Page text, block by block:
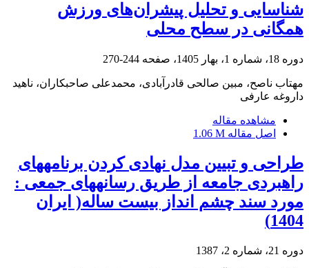
شناسایی و تحلیل پیشران‌های ورزش
همگانی در سطح محلی
دوره 18، شماره 1، بهار 1405، صفحه 244-270
مهتاب ناصح، مبین صالحی قادرآبادی، محمدعلی صاحبکاران، ناهید
داروغه عارفی
مشاهده مقاله
اصل مقاله 1.06 M
طراحی و تبیین مدل نهادی کردن برنامه‏های
راهبردی جامعه از طریق رسانه‏های جمعی :
مورد سند چشم انداز بیست ساله( ایران
1404)
دوره 21، شماره 2، 1387